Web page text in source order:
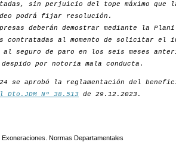
sin perjuicio del tope máximo que
podrá fijar resolución.
deberán demostrar mediante la
contratadas al momento de solicitar el
al seguro de paro en los seis meses
despido por notoria mala conducta.
se aprobó la reglamentación del
Nº 38.513 de 29.12.2023.
Exoneraciones. Normas Departamentales